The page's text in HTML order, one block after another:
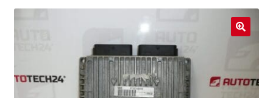
Envio para todo o planeta
Minha conta